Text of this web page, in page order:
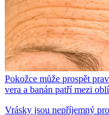
Pokožce může prospět
vera a banán patří mezi
Vrásky jsou nepříjemný